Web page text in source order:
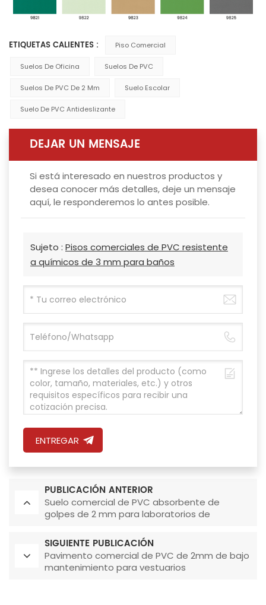
ETIQUETAS CALIENTES : Piso Comercial
Suelos De Oficina Suelos De PVC
Suelos De PVC De 2 Mm Suelo Escolar
Suelo De PVC Antideslizante
DEJAR UN MENSAJE
Si está interesado en nuestros productos y
desea conocer más detalles, deje un mensaje
aquí, le responderemos lo antes posible.
Sujeto : Pisos comerciales de PVC resistente
a químicos de 3 mm para baños
ENTREGAR
PUBLICACIÓN ANTERIOR
Suelo comercial de PVC absorbente de
golpes de 2 mm para laboratorios de
SIGUIENTE PUBLICACIÓN
Pavimento comercial de PVC de 2mm de bajo
mantenimiento para vestuarios